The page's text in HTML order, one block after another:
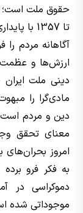
تا 1357
آگاهانه مردم
ارزش‌ها و عظمت
دینی ملت
مادی‌گرا را
دین و مردم است
معنای تحقق
امروز بحران‌های
به فکر فرو
دموکراسی در
موجوداتی شده